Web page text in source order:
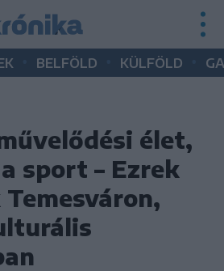
BELFÖLD KÜLFÖLD
élet,
sport – Ezrek